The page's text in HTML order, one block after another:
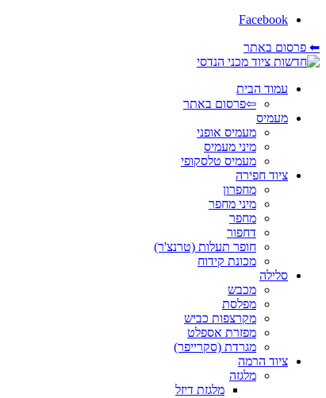
Facebook
⬅ פרסום באתר
עמוד הבית
⇦פרסום באתר
מעמיס
מעמיס אופני
מיני מעמיס
מעמיס טלסקופי
ציוד חפירה
מחפרון
מיני מחפר
מחפר
דחפור
חופר תעלות (טרנצ'ר)
מכונת קידוח
סלילה
מכבש
מפלסת
מקרצפות כביש
מפזרת אספלט
מגרדת (סקרייפר)
ציוד הרמה
מלגזה
מלגזת דיזל